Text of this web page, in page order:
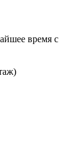
время с